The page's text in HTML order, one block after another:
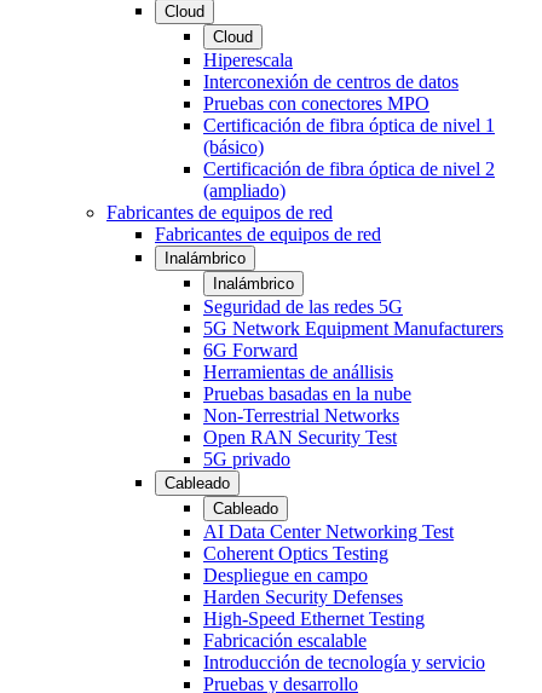
Cloud
Cloud
Hiperescala
Interconexión de centros de datos
Pruebas con conectores MPO
Certificación de fibra óptica de nivel 1
(básico)
Certificación de fibra óptica de nivel 2
(ampliado)
Fabricantes de equipos de red
Fabricantes de equipos de red
Inalámbrico
Inalámbrico
Seguridad de las redes 5G
5G Network Equipment Manufacturers
6G Forward
Herramientas de anállisis
Pruebas basadas en la nube
Non-Terrestrial Networks
Open RAN Security Test
5G privado
Cableado
Cableado
AI Data Center Networking Test
Coherent Optics Testing
Despliegue en campo
Harden Security Defenses
High-Speed Ethernet Testing
Fabricación escalable
Introducción de tecnología y servicio
Pruebas y desarrollo